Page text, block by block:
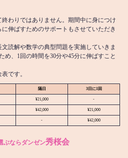
わりではありません。期間中に身につけ
伸ばすためのサポートもさせていただき
読解や数学の典型問題を実施していきま
め、1回の時間を30分や45分に伸ばすこと
です。
隔日 3日に1回
¥21,000 -
¥42,000 ¥21,000
- ¥42,000
ならダンゼン秀桜会